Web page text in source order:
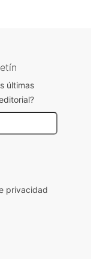
últimas
privacidad